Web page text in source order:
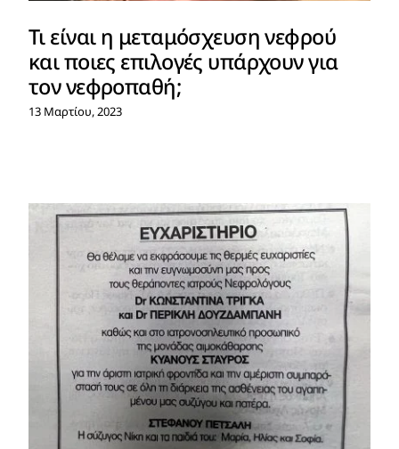
Τι είναι η μεταμόσχευση νεφρού
και ποιες επιλογές υπάρχουν για
τον νεφροπαθή;
13 Μαρτίου, 2023